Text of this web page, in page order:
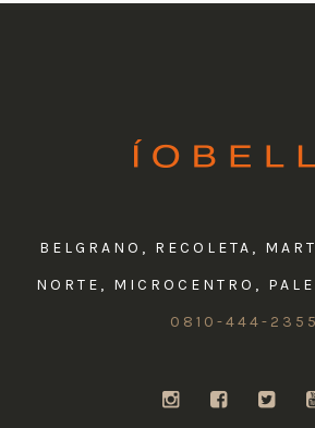
BELGRANO, RECOLETA,
NORTE, MICROCENTRO,
0810-444-2355